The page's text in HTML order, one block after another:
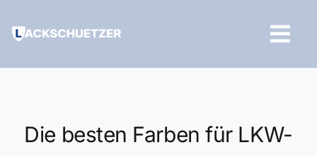
Inhalt
Die besten Farben für LKW-